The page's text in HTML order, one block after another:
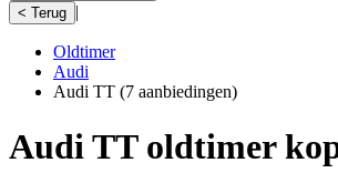
< Terug |
Oldtimer
Audi
Audi TT (7 aanbiedingen)
Audi TT oldtimer